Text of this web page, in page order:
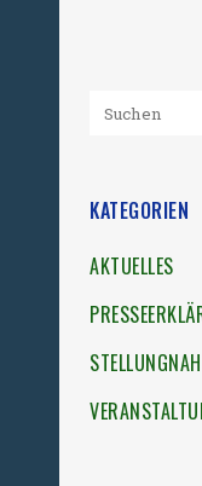
KATEGORIEN
AKTUELLES